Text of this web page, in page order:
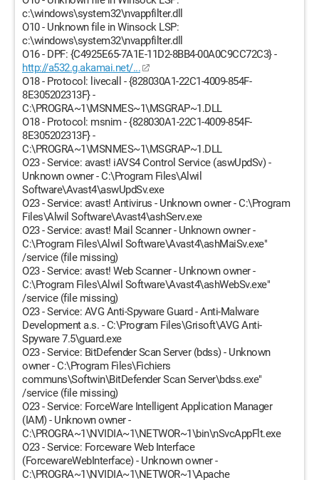
c:\windows\system32\nvappfilter.dll
O10 - Unknown file in Winsock LSP:
c:\windows\system32\nvappfilter.dll
O16 - DPF: {C4925E65-7A1E-11D2-8BB4-00A0C9CC72C3} -
http://a532.g.akamai.net/...
O18 - Protocol: livecall - {828030A1-22C1-4009-854F-
8E305202313F} -
C:\PROGRA~1\MSNMES~1\MSGRAP~1.DLL
O18 - Protocol: msnim - {828030A1-22C1-4009-854F-
8E305202313F} -
C:\PROGRA~1\MSNMES~1\MSGRAP~1.DLL
O23 - Service: avast! iAVS4 Control Service (aswUpdSv) -
Unknown owner - C:\Program Files\Alwil
Software\Avast4\aswUpdSv.exe
O23 - Service: avast! Antivirus - Unknown owner - C:\Program
Files\Alwil Software\Avast4\ashServ.exe
O23 - Service: avast! Mail Scanner - Unknown owner -
C:\Program Files\Alwil Software\Avast4\ashMaiSv.exe"
/service (file missing)
O23 - Service: avast! Web Scanner - Unknown owner -
C:\Program Files\Alwil Software\Avast4\ashWebSv.exe"
/service (file missing)
O23 - Service: AVG Anti-Spyware Guard - Anti-Malware
Development a.s. - C:\Program Files\Grisoft\AVG Anti-
Spyware 7.5\guard.exe
O23 - Service: BitDefender Scan Server (bdss) - Unknown
owner - C:\Program Files\Fichiers
communs\Softwin\BitDefender Scan Server\bdss.exe"
/service (file missing)
O23 - Service: ForceWare Intelligent Application Manager
(IAM) - Unknown owner -
C:\PROGRA~1\NVIDIA~1\NETWOR~1\bin\nSvcAppFlt.exe
O23 - Service: Forceware Web Interface
(ForcewareWebInterface) - Unknown owner -
C:\PROGRA~1\NVIDIA~1\NETWOR~1\Apache